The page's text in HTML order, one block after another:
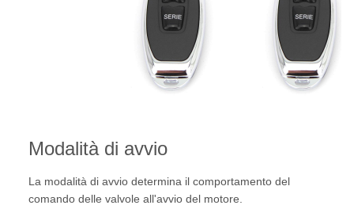
Modalità di avvio
La modalità di avvio determina il comportamento del
comando delle valvole all'avvio del motore.